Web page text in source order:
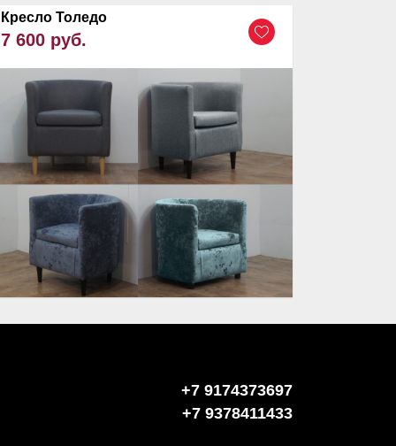
Кресло Толедо
7 600 руб.
+7 9174373697
+7 9378411433